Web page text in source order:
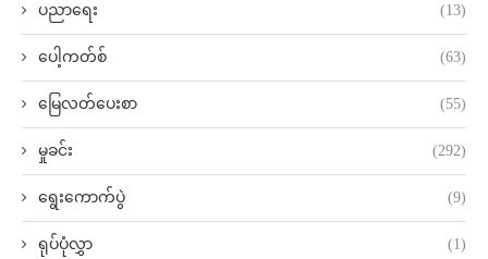
ပညာရေး (13)
ပေါ့ကတ်စ် (63)
မြေလတ်ပေးစာ (55)
မှုခင်း (292)
ရွေးကောက်ပွဲ (9)
ရုပ်ပုံလွှာ (1)